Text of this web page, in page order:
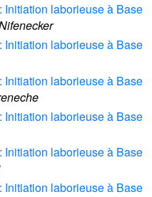
Initiation laborieuse à Base
Initiation laborieuse à Base
Initiation laborieuse à Base
Initiation laborieuse à Base
Initiation laborieuse à Base
Initiation laborieuse à Base